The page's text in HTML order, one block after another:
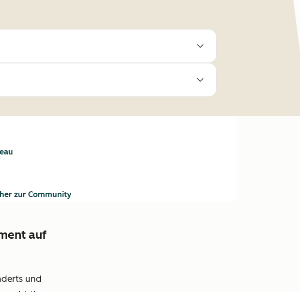
auf
und
zur Community